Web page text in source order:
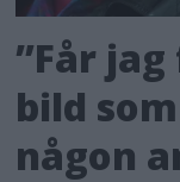
”Får
bild
någon